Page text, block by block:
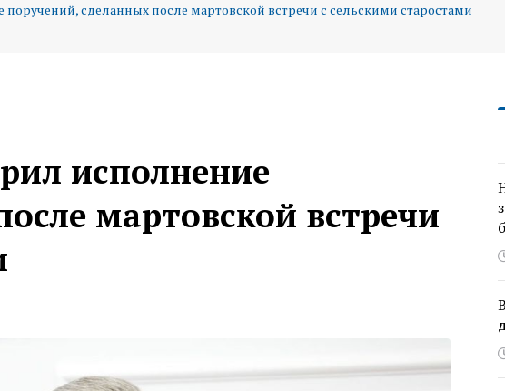
сделанных после мартовской встречи с сельскими старостами
исполнение
мартовской встречи